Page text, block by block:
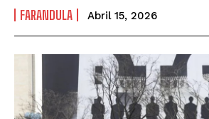
FARANDULA Abril 15, 2026